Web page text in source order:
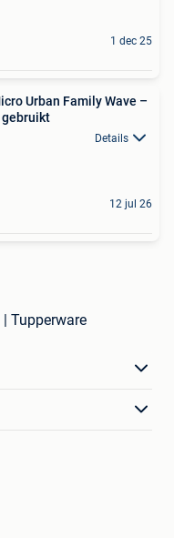
1 dec 25
Urban Family Wave –
gebruikt
Details
12 jul 26
Tupperware